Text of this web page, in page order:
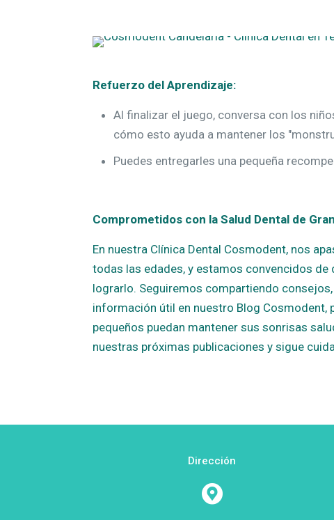
Refuerzo del Aprendizaje:
Al finalizar el juego, conversa con los
cómo esto ayuda a mantener los
Puedes entregarles una pequeña
Comprometidos con la Salud Dental de
En nuestra Clínica Dental Cosmodent, nos
todas las edades, y estamos convencidos de
lograrlo. Seguiremos compartiendo
información útil en nuestro Blog Cosmodent,
pequeños puedan mantener sus sonrisas
nuestras próximas publicaciones y sigue
Dirección